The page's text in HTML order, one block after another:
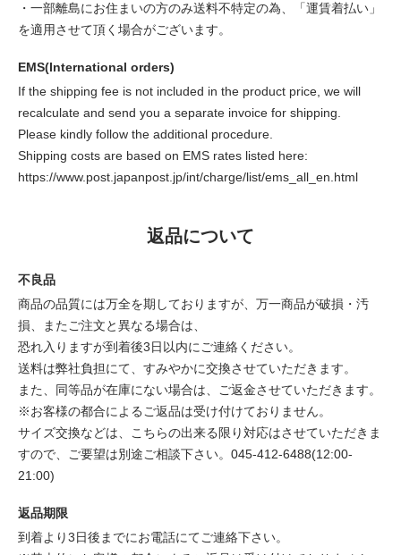
・一部離島にお住まいの方のみ送料不特定の為、「運賃着払い」
を適用させて頂く場合がございます。
EMS(International orders)
If the shipping fee is not included in the product price, we will
recalculate and send you a separate invoice for shipping.
Please kindly follow the additional procedure.
Shipping costs are based on EMS rates listed here:
https://www.post.japanpost.jp/int/charge/list/ems_all_en.html
返品について
不良品
商品の品質には万全を期しておりますが、万一商品が破損・汚
損、またご注文と異なる場合は、
恐れ入りますが到着後3日以内にご連絡ください。
送料は弊社負担にて、すみやかに交換させていただきます。
また、同等品が在庫にない場合は、ご返金させていただきます。
※お客様の都合によるご返品は受け付けておりません。
サイズ交換などは、こちらの出来る限り対応はさせていただきま
すので、ご要望は別途ご相談下さい。045-412-6488(12:00-
21:00)
返品期限
到着より3日後までにお電話にてご連絡下さい。